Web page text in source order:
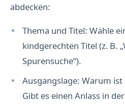
abdecken:
Thema und Titel: Wähle
kindgerechten Titel (z. B.
Spurensuche“).
Ausgangslage: Warum ist
Gibt es einen Anlass in